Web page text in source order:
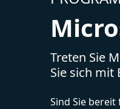
Treten Sie
Sie sich mit
Sind Sie